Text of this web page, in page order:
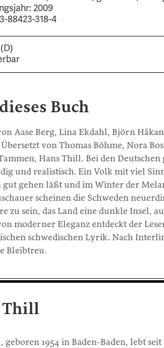
2009
88423-318-4
Buch
Aase Berg, Lina Ekdahl, Björn
von Thomas Böhme, Nora
Hans Thill. Bei den
und realistisch. Ein Volk mit viel
gut gehen läßt und im Winter der
scheinen die Schweden
zu sein, das Land eine dunkle Insel,
moderner Eleganz entdeckt der
schwedischen Lyrik. Nach
Bleibtreu.
Thill
geboren 1954 in Baden-Baden, lebt